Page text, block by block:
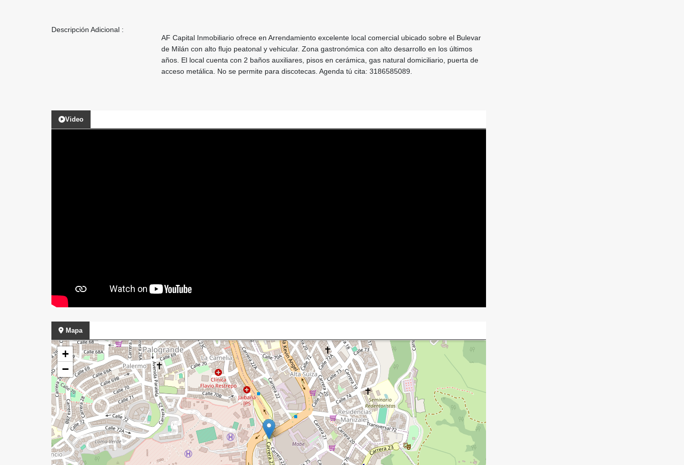
Descripción Adicional :
AF Capital Inmobiliario ofrece en Arrendamiento excelente local comercial ubicado sobre el Bulevar
de Milán con alto flujo peatonal y vehicular. Zona gastronómica con alto desarrollo en los últimos
años. El local cuenta con 2 baños auxiliares, pisos en cerámica, gas natural domiciliario, puerta de
acceso metálica. No se permite para discotecas. Agenda tú cita: 3186585089.
Video
Mapa
+
−